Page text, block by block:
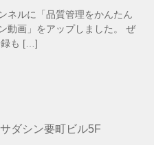
ネルに「品質管理をかんたん
動画」をアップしました。 ぜ
録も […]
ダシン要町ビル5F